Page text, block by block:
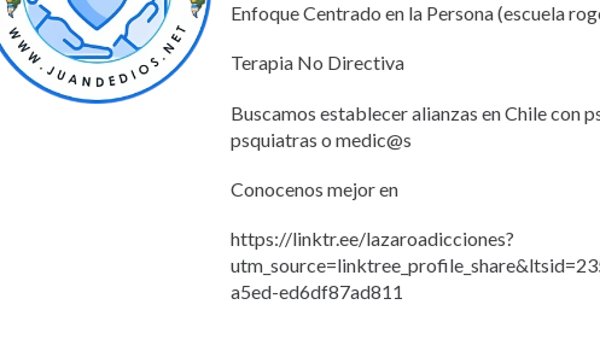
Enfoque Centrado en la Persona (escuela
Terapia No Directiva
Buscamos establecer alianzas en Chile con
psquiatras o medic@s
Conocenos mejor en
https://linktr.ee/lazaroadicciones?
a5ed-ed6df87ad811